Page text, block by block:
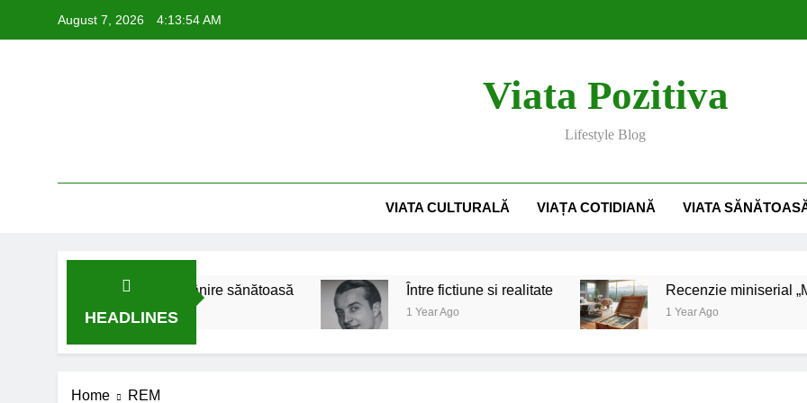
August 7, 2026 4:13:55 AM
Sfaturi practice pentru curățenia de primăvară: Cum să-ți
Viata Pozitiva
Lifestyle Blog
VIATA CULTURALĂ VIAȚA COTIDIANĂ VIATA
HEADLINES
Trucuri pentru o îmbătrânire sănătoasă Între fictiune si realitate
1 Year Ago
Recenzie miniserial „Million
1 Year Ago
Home REM